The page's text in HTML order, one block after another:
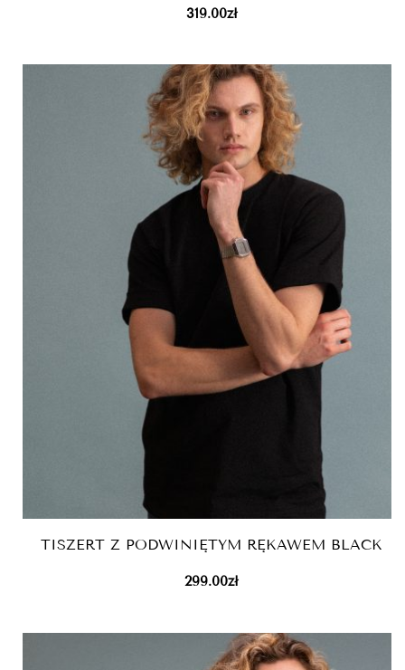
319.00zł
TISZERT Z PODWINIĘTYM RĘKAWEM BLACK
299.00zł